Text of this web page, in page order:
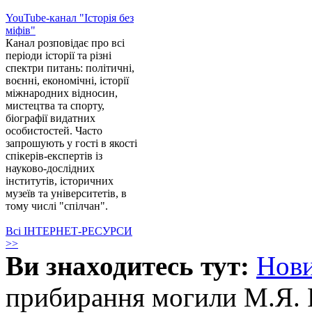
YouTube-канал "Історія без
міфів"
Канал розповідає про всі
періоди історії та різні
спектри питань: політичні,
воєнні, економічні, історії
міжнародних відносин,
мистецтва та спорту,
біографії видатних
особистостей. Часто
запрошують у гості в якості
спікерів-експертів із
науково-дослідних
інститутів, історичних
музеїв та університетів, в
тому числі "спілчан".
Всі ІНТЕРНЕТ-РЕСУРСИ
>>
Ви знаходитесь тут:
прибирання могили М.Я.